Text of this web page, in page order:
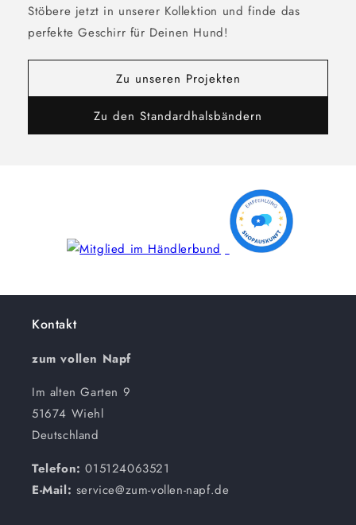
Stöbere jetzt in unserer Kollektion und finde das
perfekte Geschirr für Deinen Hund!
Zu unseren Projekten
Zu den Standardhalsbändern
Kontakt
zum vollen Napf
Im alten Garten 9
51674 Wiehl
Deutschland
Telefon:015124063521
E-Mail: service@zum-vollen-napf.de